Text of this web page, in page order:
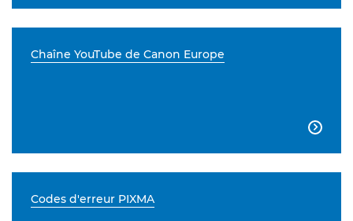
Chaîne YouTube de Canon Europe

Codes d'erreur PIXMA